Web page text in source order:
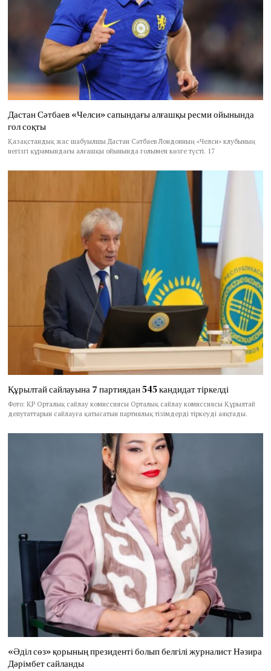
Дастан Сәтбаев «Челси» сапындағы алғашқы ресми ойынында
гол соқты
Қазақстандық жас шабуылшы Дастан Сәтбаев Лондонның «Челси» клубының
негізгі құрамындағы алғашқы ойынында голымен көзге түсті. 17
Құрылтай сайлауына 7 партиядан 545 кандидат тіркелді
Фото: ҚР Орталық сайлау комиссиясы Орталық сайлау комиссиясы Құрылтай
депутаттарын сайлауға қатысатын партиялық тізімдерді тіркеуді аяқтады.
«Әділ сөз» қорының президенті болып белгілі журналист Нәзира
Дәрімбет сайланды